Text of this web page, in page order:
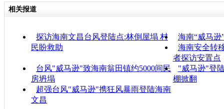
相关报道
探访海南文昌台风登陆点:林倒屋塌 村
民盼救助
海南“威马逊
海南安全转
者探访安置点
台风"威马逊"致海南翁田镇约5000间民
房坍塌
"威马逊"登
棚掀翻
超强台风"威马逊"携狂风暴雨登陆海南
文昌